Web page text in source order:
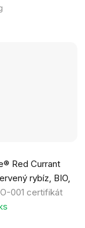
Red Currant
rybíz, BIO,
001 certifikát